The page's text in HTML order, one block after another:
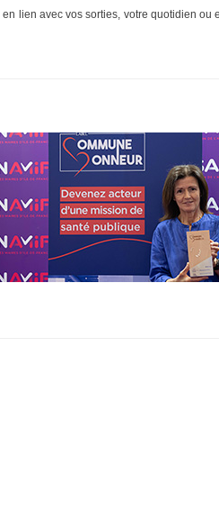
lien avec vos sorties, votre quotidien ou